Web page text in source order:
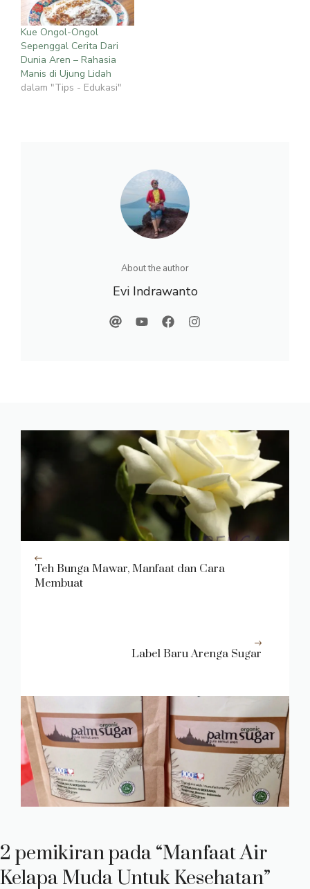
Kue Ongol-Ongol
Sepenggal Cerita Dari
Dunia Aren – Rahasia
Manis di Ujung Lidah
dalam "Tips - Edukasi"
About the author
Evi Indrawanto
Teh Bunga Mawar, Manfaat dan Cara
Membuat
Label Baru Arenga Sugar
2 pemikiran pada “Manfaat Air
Kelapa Muda Untuk Kesehatan”